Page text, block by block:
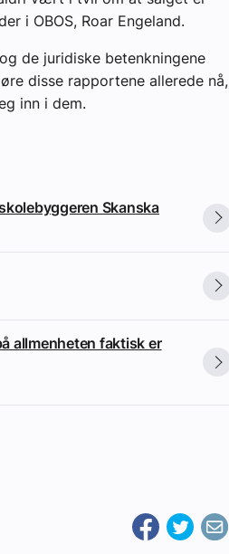
i OBOS, Roar Engeland.
de juridiske betenkningene
disse rapportene allerede nå,
inn i dem.
Skanska
allmenheten faktisk er